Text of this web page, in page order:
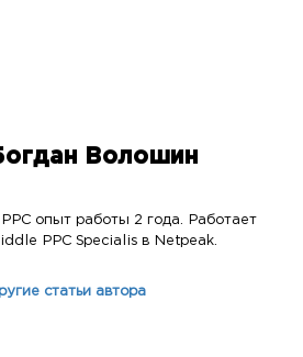
Волошин
опыт работы 2 года. Работает
PPC Specialis в Netpeak.
статьи автора